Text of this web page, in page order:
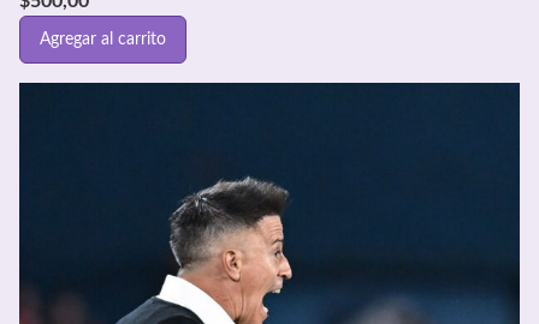
Agregar al carrito